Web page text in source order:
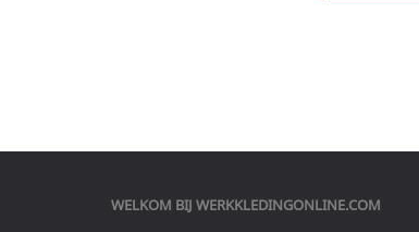
WELKOM BIJ WERKKLEDINGONLINE.COM